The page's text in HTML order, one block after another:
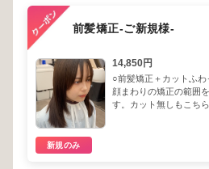
前髪矯正-ご新規様-
14,850円
○前髪矯正＋カットふわ
顔まわりの矯正の範囲
す。カット無しもこち
新規のみ